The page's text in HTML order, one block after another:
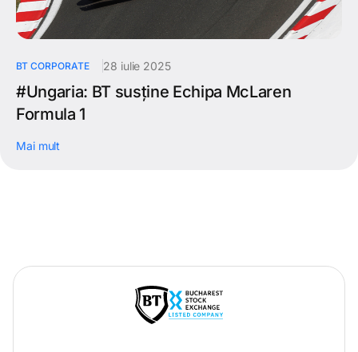
BT CORPORATE 28 iulie 2025
#Ungaria: BT susține Echipa McLaren
Formula 1
Mai mult